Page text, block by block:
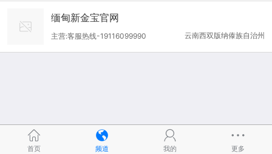
效分析（腐蚀失效，断裂失效，变形失效，磨损失效），
缅甸新金宝官网
云南西双版纳傣族自治州
主营:客服热线-19116099990
首页 频道 我的 更多